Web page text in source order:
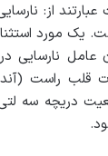
از:
یک مورد
عامل نارسایی
قلب راست
دریچه سه